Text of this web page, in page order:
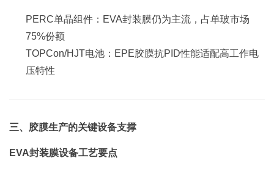
PERC单晶组件：EVA封装膜仍为主流，占单玻市场
75%份额
TOPCon/HJT电池：EPE胶膜抗PID性能适配高工作电
压特性
三、胶膜生产的关键设备支撑
EVA封装膜设备工艺要点